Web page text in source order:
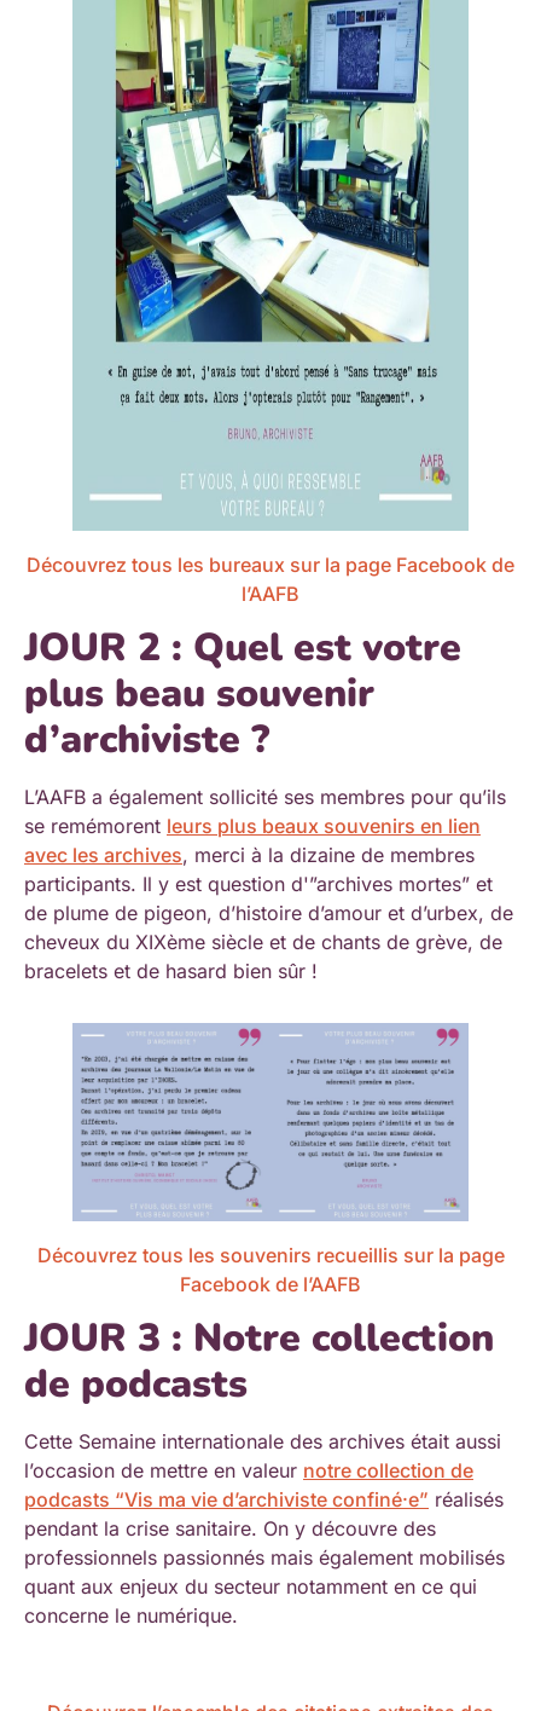
Découvrez tous les bureaux sur la page Facebook de
l’AAFB
JOUR 2 : Quel est votre
plus beau souvenir
d’archiviste ?
L’AAFB a également sollicité ses membres pour qu’ils
se remémorent leurs plus beaux souvenirs en lien
avec les archives, merci à la dizaine de membres
participants. Il y est question d'”archives mortes” et
de plume de pigeon, d’histoire d’amour et d’urbex, de
cheveux du XIXème siècle et de chants de grève, de
bracelets et de hasard bien sûr !
Découvrez tous les souvenirs recueillis sur la page
Facebook de l’AAFB
JOUR 3 : Notre collection
de podcasts
Cette Semaine internationale des archives était aussi
l’occasion de mettre en valeur notre collection de
podcasts “Vis ma vie d’archiviste confiné·e” réalisés
pendant la crise sanitaire. On y découvre des
professionnels passionnés mais également mobilisés
quant aux enjeux du secteur notamment en ce qui
concerne le numérique.